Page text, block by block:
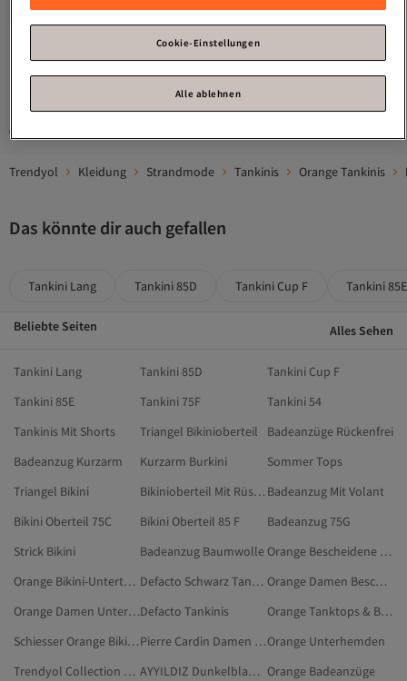
37,
1
Trendyol Kleidung Strandmode Tankinis Orange Tankinis
Das könnte dir auch gefallen
Tankini Lang Tankini 85D Tankini Cup F Tankini 85E
Beliebte Seiten Alles Sehen
Tankini Lang Tankini 85D
Tankini Cup F
Tankini 85E
Tankini 75F
Tankini 54
Tankinis Mit Shorts
Triangel Bikinioberteil
Badeanzüge Rückenfrei
Badeanzug Kurzarm
Kurzarm Burkini
Sommer Tops
Triangel Bikini
Bikinioberteil Mit Rüschen Badeanzug Mit Volant
Bikini Oberteil 75C
Bikini Oberteil 85 F
Badeanzug 75G
Strick Bikini
Badeanzug Baumwolle
Orange Bescheidene Bademode
Orange Bikini-Unterteile
Defacto Schwarz Tankinis
Orange Damen Bescheidene Bademode
Orange Damen UnterhemdenDefacto Tankinis
Orange Tanktops & Bodys
Schiesser Orange Bikinis
Pierre Cardin Damen TankinisOrange Unterhemden
Trendyol Collection Orange Bikini-Oberteile
AYYILDIZ Dunkelblau Tankinis Orange Badeanzüge
Cookie-Einstellungen
Alle ablehnen